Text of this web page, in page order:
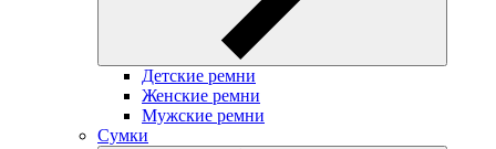
Детские ремни
Женские ремни
Мужские ремни
Сумки